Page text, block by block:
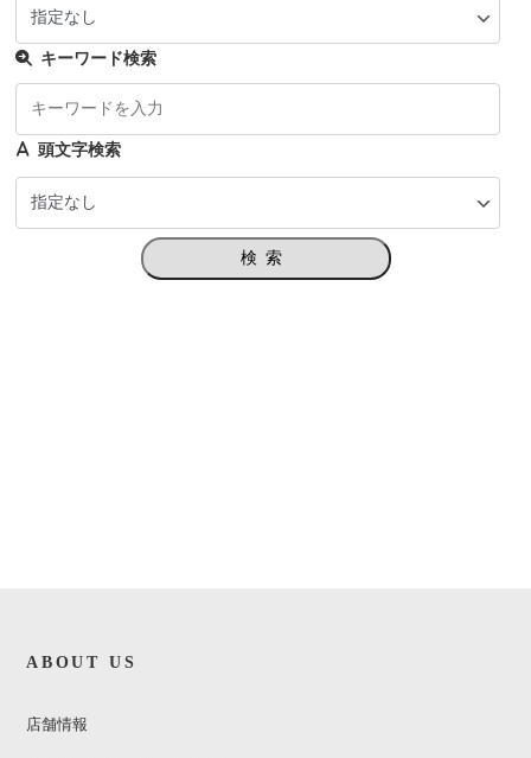
キーワード検索
頭文字検索
検索
ABOUT US
店舗情報